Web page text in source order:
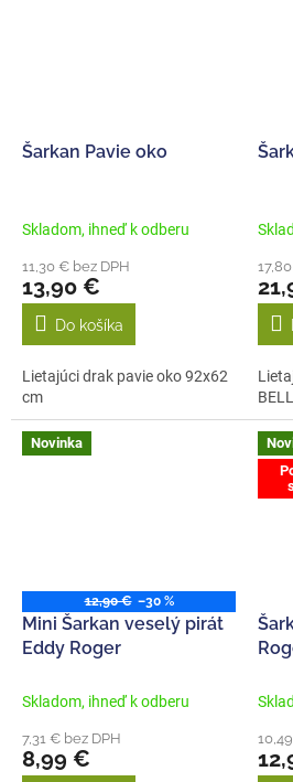
Šarkan Pavie oko
Skladom, ihneď k odberu
11,30 € bez DPH
13,90 €
Do košíka
Lietajúci drak pavie oko 92x62
cm
Novinka
12,90 € –30 %
Mini Šarkan veselý pirát
Eddy Roger
Skladom, ihneď k odberu
7,31 € bez DPH
8,99 €